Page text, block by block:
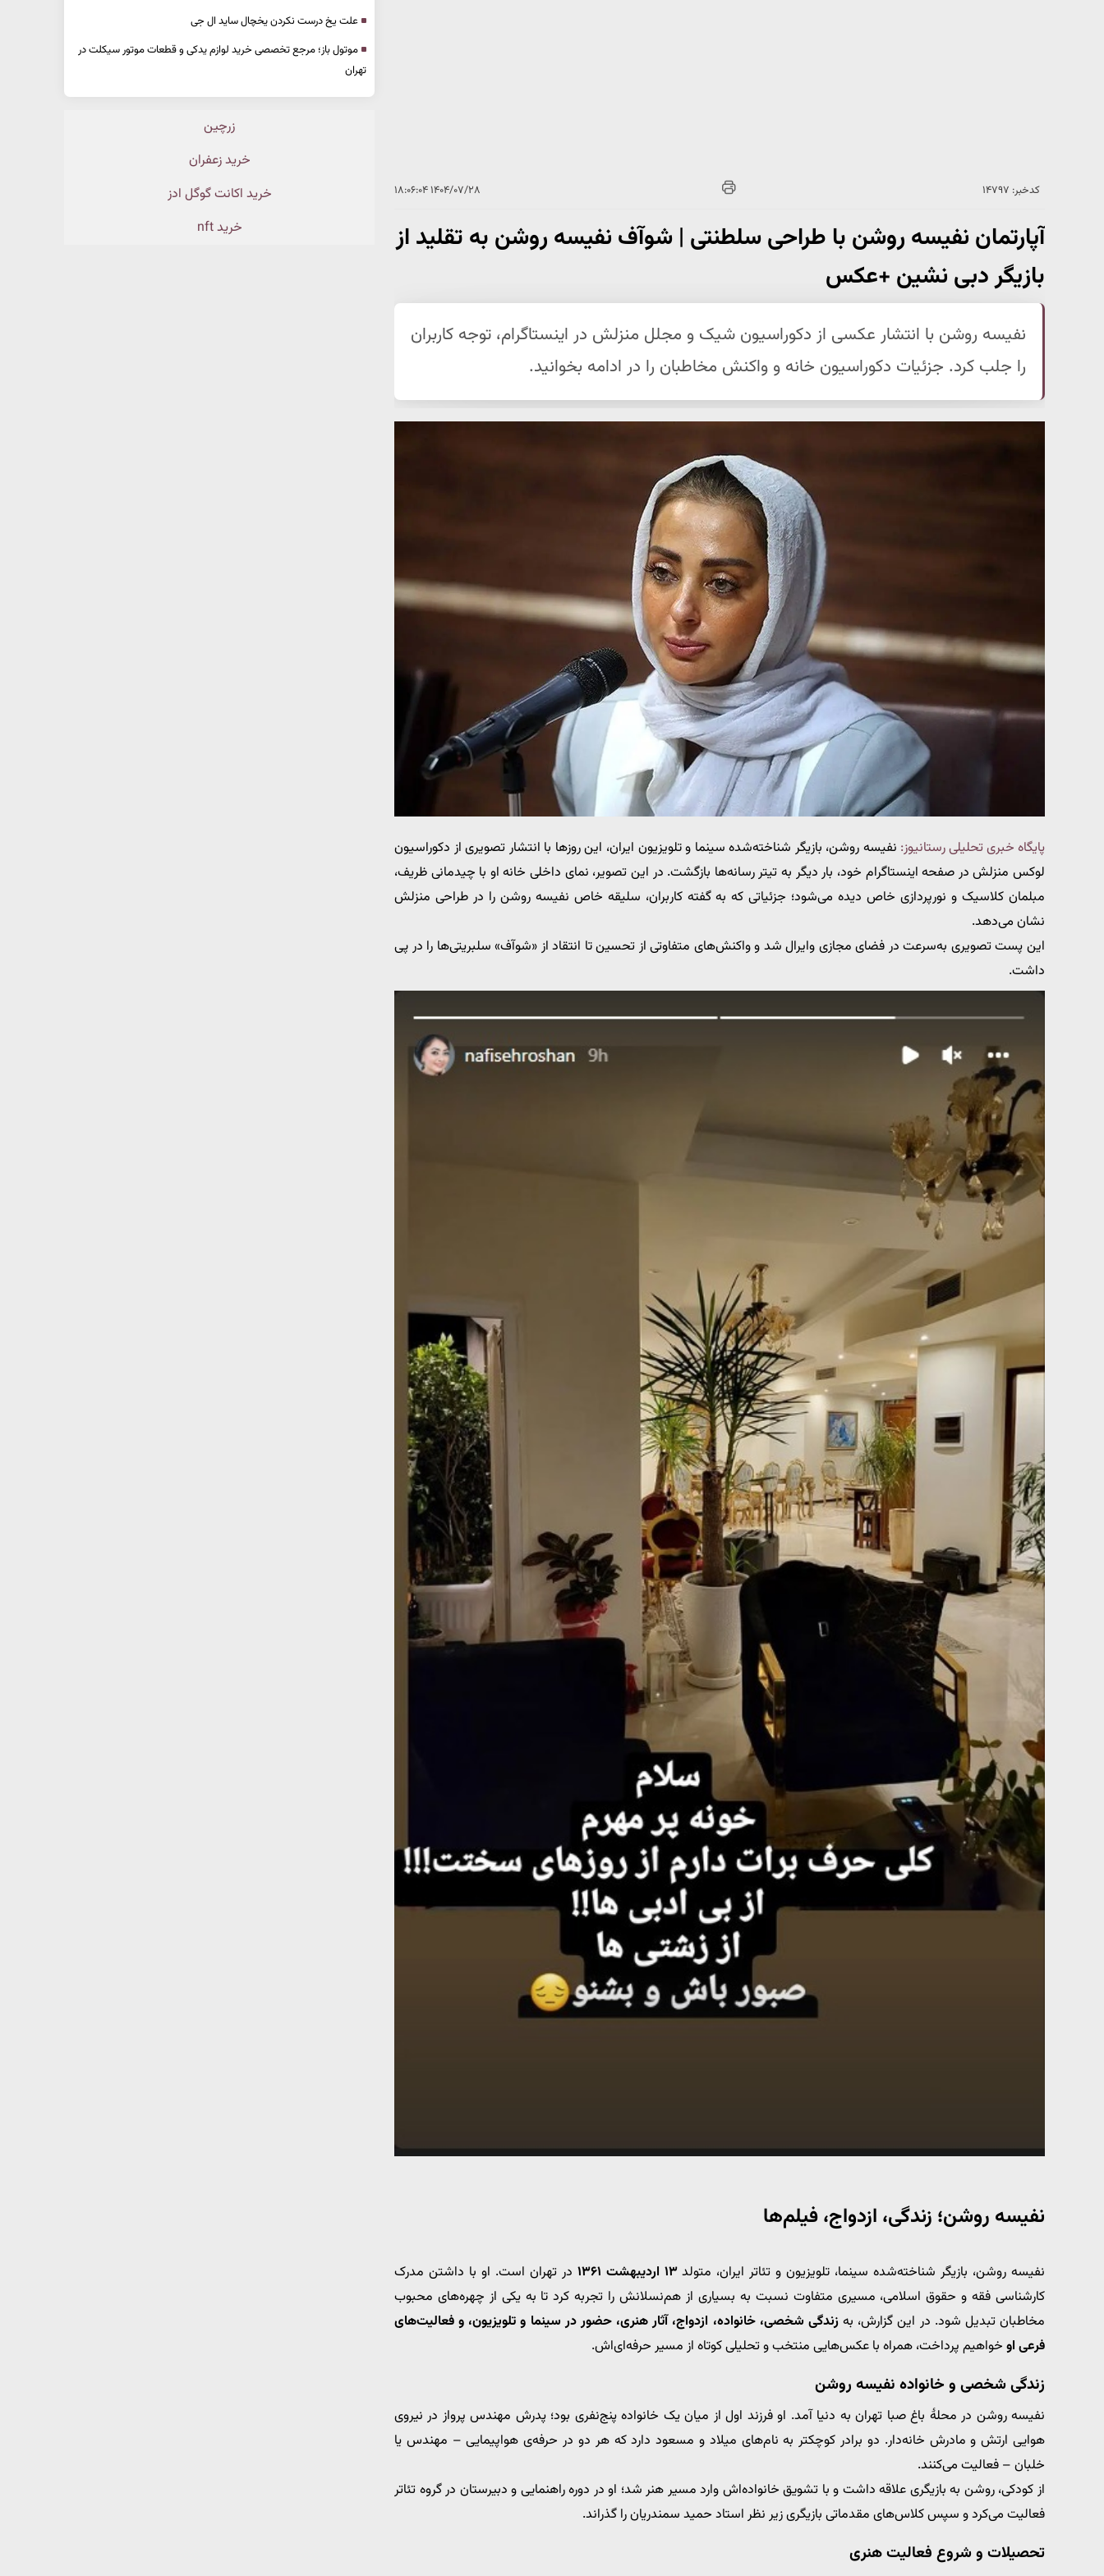
کدخبر: ۱۴۷۹۷ ۱۴۰۴/۰۷/۲۸ ۱۸:۰۶:۰۴
آپارتمان نفیسه روشن با طراحی سلطنتی | شوآف نفیسه روشن به تقلید از
بازیگر دبی نشین +عکس
نفیسه روشن با انتشار عکسی از دکوراسیون شیک و مجلل منزلش در اینستاگرام، توجه کاربران
را جلب کرد. جزئیات دکوراسیون خانه و واکنش مخاطبان را در ادامه بخوانید.
پایگاه خبری تحلیلی رستانیوز: نفیسه روشن، بازیگر شناخته‌شده سینما و تلویزیون ایران، این روزها با انتشار تصویری از دکوراسیون
لوکس منزلش در صفحه اینستاگرام خود، بار دیگر به تیتر رسانه‌ها بازگشت. در این تصویر، نمای داخلی خانه او با چیدمانی ظریف،
مبلمان کلاسیک و نورپردازی خاص دیده می‌شود؛ جزئیاتی که به گفته کاربران، سلیقه خاص نفیسه روشن را در طراحی منزلش
نشان می‌دهد.
این پست تصویری به‌سرعت در فضای مجازی وایرال شد و واکنش‌های متفاوتی از تحسین تا انتقاد از «شوآف» سلبریتی‌ها را در پی
داشت.
نفیسه روشن؛ زندگی، ازدواج، فیلم‌ها
نفیسه روشن، بازیگر شناخته‌شده سینما، تلویزیون و تئاتر ایران، متولد۱۳ اردیبهشت ۱۳۶۱
در تهران است. او با داشتن مدرک
کارشناسی فقه و حقوق اسلامی، مسیری متفاوت نسبت به بسیاری از هم‌نسلانش را تجربه کرد تا به یکی از چهره‌های محبوب
مخاطبان تبدیل شود. در این گزارش، بهزندگی شخصی، خانواده، ازدواج، آثار هنری، حضور در سینما و تلویزیون، و فعالیت‌های
فرعی او خواهیم پرداخت، همراه با عکس‌هایی منتخب و تحلیلی کوتاه از مسیر حرفه‌ای‌اش.
زندگی شخصی و خانواده نفیسه روشن
نفیسه روشن در محلهٔ باغ صبا تهران به دنیا آمد. او فرزند اول از میان یک خانواده پنج‌نفری بود؛ پدرش مهندس پرواز در نیروی
هوایی ارتش و مادرش خانه‌دار. دو برادر کوچکتر به نام‌های میلاد و مسعود دارد که هر دو در حرفه‌ی هواپیمایی – مهندس یا
خلبان – فعالیت می‌کنند.
از کودکی، روشن به بازیگری علاقه داشت و با تشویق خانواده‌اش وارد مسیر هنر شد؛ او در دوره راهنمایی و دبیرستان در گروه تئاتر
فعالیت می‌کرد و سپس کلاس‌های مقدماتی بازیگری زیر نظر استاد حمید سمندریان را گذراند.
تحصیلات و شروع فعالیت هنری
علت یخ درست نکردن یخچال ساید ال جی
موتول باز؛ مرجع تخصصی خرید لوازم یدکی و قطعات موتور سیکلت در
تهران
زرچین
خرید زعفران
خرید اکانت گوگل ادز
خرید nft